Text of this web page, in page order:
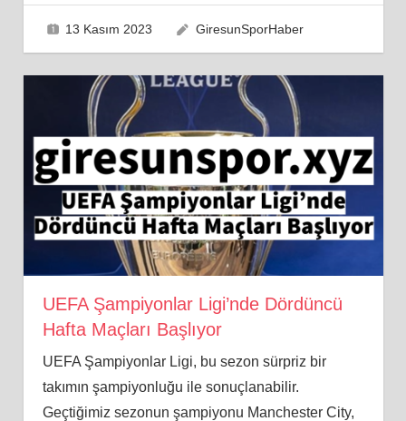
13 Kasım 2023 GiresunSporHaber
UEFA Şampiyonlar Ligi’nde Dördüncü
Hafta Maçları Başlıyor
UEFA Şampiyonlar Ligi, bu sezon sürpriz bir
takımın şampiyonluğu ile sonuçlanabilir.
Geçtiğimiz sezonun şampiyonu Manchester City,